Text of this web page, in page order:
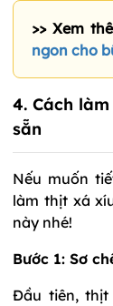
>> Xem
ngon cho
4. Cách
sẵn
Nếu muốn
làm thịt xá
này nhé!
Bước 1: Sơ
Đầu tiên,